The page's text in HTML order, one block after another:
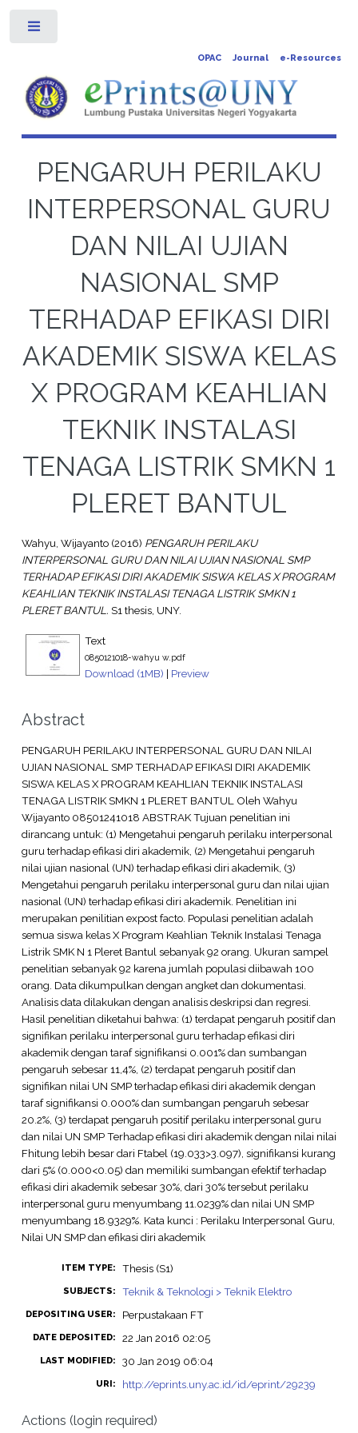
OPAC Journal e-Resources
PENGARUH PERILAKU
INTERPERSONAL GURU
DAN NILAI UJIAN
NASIONAL SMP
TERHADAP EFIKASI DIRI
AKADEMIK SISWA KELAS
X PROGRAM KEAHLIAN
TEKNIK INSTALASI
TENAGA LISTRIK SMKN 1
PLERET BANTUL
Wahyu, Wijayanto(2016) PENGARUH PERILAKU
INTERPERSONAL GURU DAN NILAI UJIAN NASIONAL SMP
TERHADAP EFIKASI DIRI AKADEMIK SISWA KELAS X PROGRAM
KEAHLIAN TEKNIK INSTALASI TENAGA LISTRIK SMKN 1
PLERET BANTUL. S1 thesis, UNY.
Text
0850121018-wahyu w.pdf
Download (1MB) | Preview
Abstract
PENGARUH PERILAKU INTERPERSONAL GURU DAN NILAI
UJIAN NASIONAL SMP TERHADAP EFIKASI DIRI AKADEMIK
SISWA KELAS X PROGRAM KEAHLIAN TEKNIK INSTALASI
TENAGA LISTRIK SMKN 1 PLERET BANTUL Oleh Wahyu
Wijayanto 08501241018 ABSTRAK Tujuan penelitian ini
dirancang untuk: (1) Mengetahui pengaruh perilaku interpersonal
guru terhadap efikasi diri akademik, (2) Mengetahui pengaruh
nilai ujian nasional (UN) terhadap efikasi diri akademik, (3)
Mengetahui pengaruh perilaku interpersonal guru dan nilai ujian
nasional (UN) terhadap efikasi diri akademik. Penelitian ini
merupakan penilitian expost facto. Populasi penelitian adalah
semua siswa kelas X Program Keahlian Teknik Instalasi Tenaga
Listrik SMK N 1 Pleret Bantul sebanyak 92 orang. Ukuran sampel
penelitian sebanyak 92 karena jumlah populasi diibawah 100
orang. Data dikumpulkan dengan angket dan dokumentasi.
Analisis data dilakukan dengan analisis deskripsi dan regresi.
Hasil penelitian diketahui bahwa: (1) terdapat pengaruh positif dan
signifikan perilaku interpersonal guru terhadap efikasi diri
akademik dengan taraf signifikansi 0.001% dan sumbangan
pengaruh sebesar 11,4%, (2) terdapat pengaruh positif dan
signifikan nilai UN SMP terhadap efikasi diri akademik dengan
taraf signifikansi 0.000% dan sumbangan pengaruh sebesar
20.2%, (3) terdapat pengaruh positif perilaku interpersonal guru
dan nilai UN SMP Terhadap efikasi diri akademik dengan nilai nilai
Fhitung lebih besar dari Ftabel (19.033>3.097), signifikansi kurang
dari 5% (0.000<0.05) dan memiliki sumbangan efektif terhadap
efikasi diri akademik sebesar 30%, dari 30% tersebut perilaku
interpersonal guru menyumbang 11.0239% dan nilai UN SMP
menyumbang 18.9329%. Kata kunci : Perilaku Interpersonal Guru,
Nilai UN SMP dan efikasi diri akademik
ITEM TYPE: Thesis (S1)
SUBJECTS: Teknik & Teknologi > Teknik Elektro
DEPOSITING USER: Perpustakaan FT
DATE DEPOSITED: 22 Jan 2016 02:05
LAST MODIFIED: 30 Jan 2019 06:04
URI: http://eprints.uny.ac.id/id/eprint/29239
Actions (login required)